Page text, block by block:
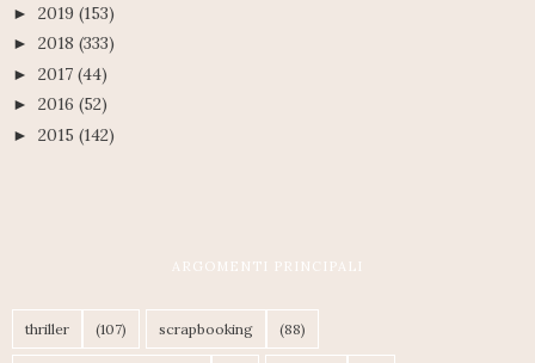
► 2019 (153)
► 2018 (333)
► 2017 (44)
► 2016 (52)
► 2015 (142)
ARGOMENTI PRINCIPALI
thriller (107) scrapbooking (88)